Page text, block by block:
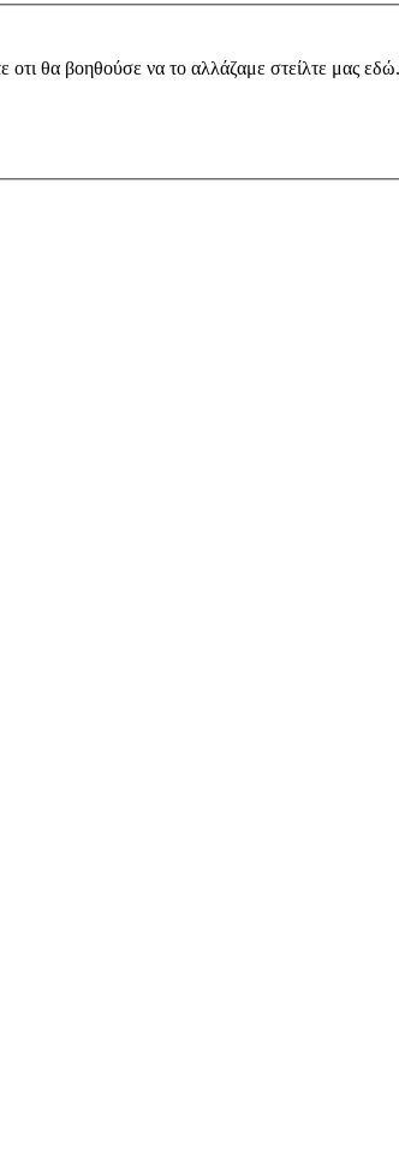
οτι θα βοηθούσε να το αλλάζαμε στείλτε μας